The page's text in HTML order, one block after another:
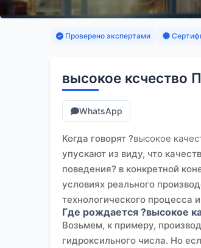
Проверено экспертами
высокое ксчество
WhatsApp
Когда говорят ?высокое
упускают из виду, что
поведения? в конкретной
условиях реального
технологического процесса
Где рождается ?высокое
Возьмем, к примеру,
гидроксильного числа. Но